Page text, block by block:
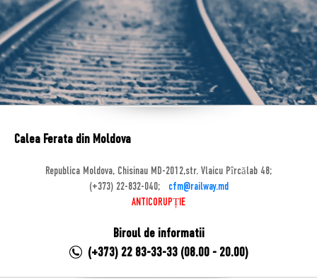
Calea Ferata din Moldova
Republica Moldova, Chisinau MD-2012,str. Vlaicu Pîrcălab 48;
(+373) 22-832-040;
cfm@railway.md
ANTICORUPȚIE
Biroul de informatii
(+373) 22 83-33-33 (08.00 - 20.00)